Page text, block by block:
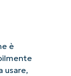
è
usare,